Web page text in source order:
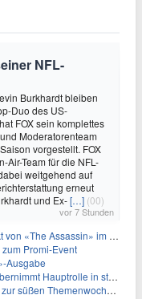
NFL-
Burkhardt bleiben
Duo des US-
FOX sein komplettes
Moderatorenteam
vorgestellt. FOX
Air-Team für die NFL-
weitgehend auf
erneut
und Ex-[…] (00)
vor 7 Stunden
Assassin» im Fernsehen
Promi-Event
Ausgabe
in starbesetzter schwarzer Komödie
süßen Themenwoche ein